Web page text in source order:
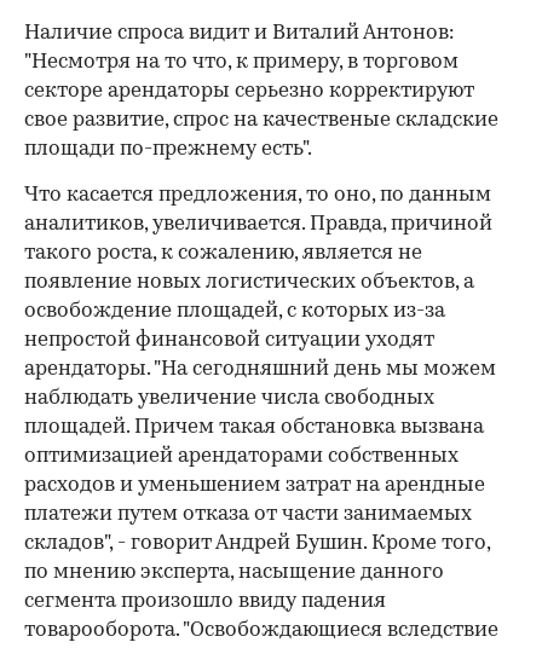
Наличие спроса видит и Виталий Антонов:
"Несмотря на то что, к примеру, в торговом
секторе арендаторы серьезно корректируют
свое развитие, спрос на качественые складские
площади по-прежнему есть".
Что касается предложения, то оно, по данным
аналитиков, увеличивается. Правда, причиной
такого роста, к сожалению, является не
появление новых логистических объектов, а
освобождение площадей, с которых из-за
непростой финансовой ситуации уходят
арендаторы. "На сегодняшний день мы можем
наблюдать увеличение числа свободных
площадей. Причем такая обстановка вызвана
оптимизацией арендаторами собственных
расходов и уменьшением затрат на арендные
платежи путем отказа от части занимаемых
складов", - говорит Андрей Бушин. Кроме того,
по мнению эксперта, насыщение данного
сегмента произошло ввиду падения
товарооборота. "Освобождающиеся вследствие